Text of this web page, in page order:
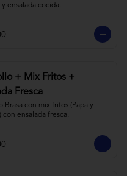
y ensalada cocida.
+ Mix Fritos +
Fresca
Brasa con mix fritos (Papa y
con ensalada fresca.